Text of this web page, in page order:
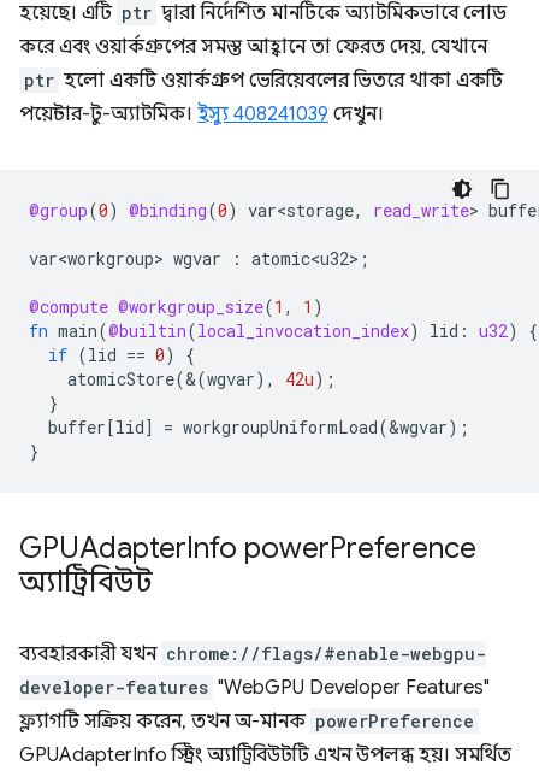
হয়েছে। এটি ptr দ্বারা নির্দেশিত মানটিকে অ্যাটমিকভাবে লোড
করে এবং ওয়ার্কগ্রুপের সমস্ত আহ্বানে তা ফেরত দেয়, যেখানে
ptr হলো একটি ওয়ার্কগ্রুপ ভেরিয়েবলের ভিতরে থাকা একটি
পয়েন্টার-টু-অ্যাটমিক। ইস্যু 408241039 দেখুন।
@group(0) @binding(0) var<storage, read_write>
var<workgroup> wgvar : atomic<u32> ;
@compute @workgroup_size(1 , 1 )
fn main(@builtin(local_invocation_index) lid : u32)
{
if (lid == 0)
{
atomicStore(&(wgvar), 42u);
}
buffer[lid] = workgroupUniformLoad(&wgvar);
}
GPUAdapterInfo powerPreference
অ্যাট্রিবিউট
ব্যবহারকারী যখন chrome://flags/#enable-webgpu-
developer-features "WebGPU Developer Features"
ফ্ল্যাগটি সক্রিয় করেন, তখন অ-মানক powerPreference
GPUAdapterInfo স্ট্রিং অ্যাট্রিবিউটটি এখন উপলব্ধ হয়। সমর্থিত